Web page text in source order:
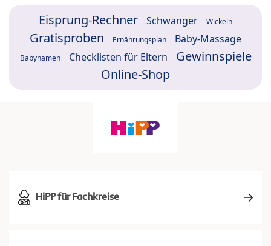
Eisprung-Rechner Schwanger Wickeln
Gratisproben Ernährungsplan Baby-Massage
Babynamen Checklisten für Eltern
Gewinnspiele
Online-Shop
HiPP für Fachkreise